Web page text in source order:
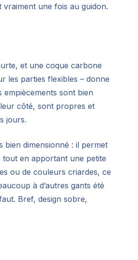
vraiment une fois au guidon.
et une coque carbone
les parties flexibles – donne
empiècements sont bien
côté, sont propres et
jours.
bien dimensionné : il permet
en apportant une petite
ou de couleurs criardes, ce
à d’autres gants été
Bref, design sobre,